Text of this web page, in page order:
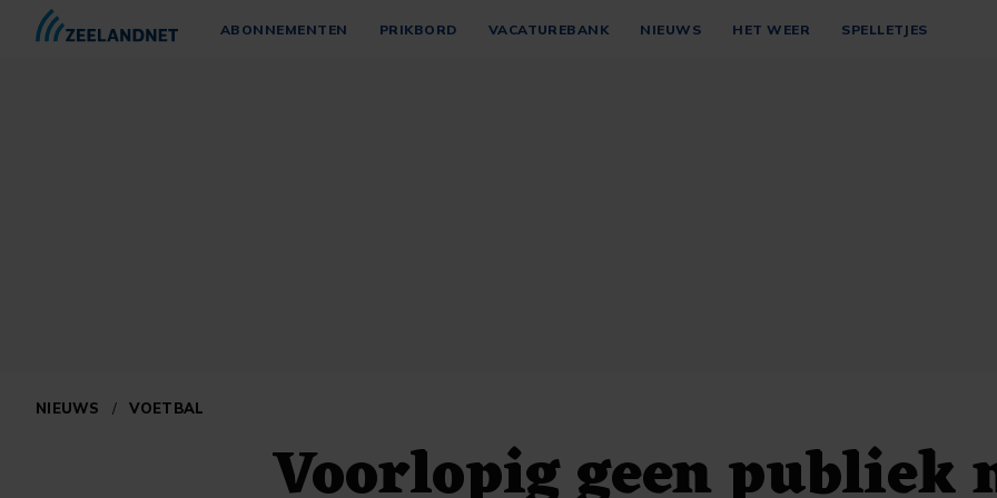
ABONNEMENTEN PRIKBORD VACATUREBANK NIEUWS HET WEER SPELLETJES
NIEUWS / VOETBAL